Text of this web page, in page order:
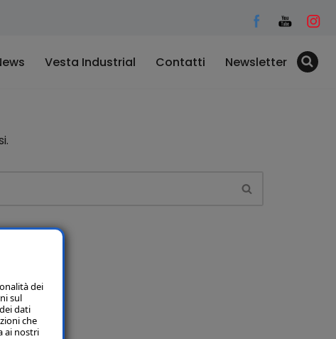
Vesta Industrial Contatti Newsletter
dei
sul
dati
che
ai nostri